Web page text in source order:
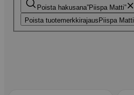
Poista hakusana Piispa Matti
Poista tuotemerkkirajaus Piispa Matti